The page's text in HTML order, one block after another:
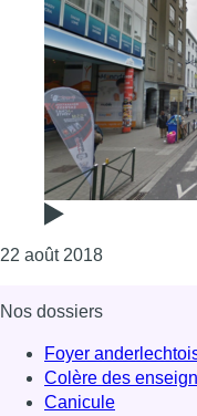
22 août 2018Consulter
Nos dossiers
Foyer
Colère des
Canicule